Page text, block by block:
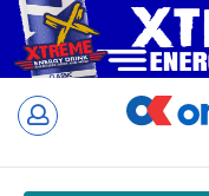
Skip